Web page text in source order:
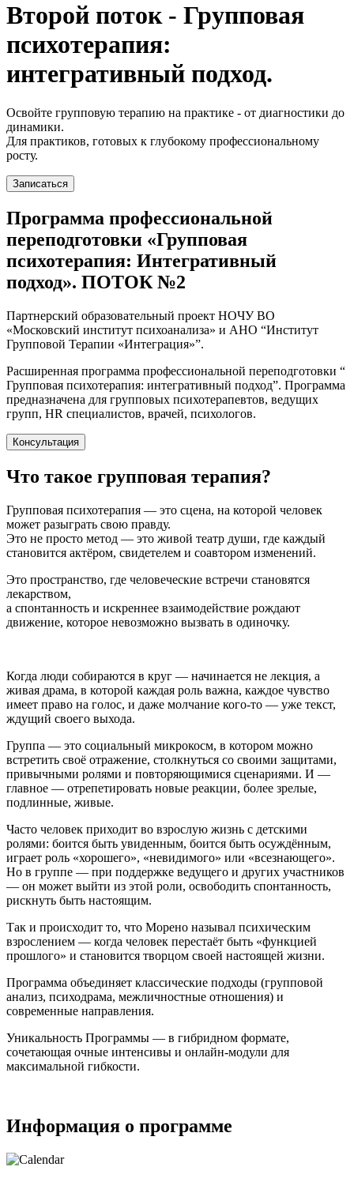
Второй поток - Групповая
психотерапия:
интегративный подход.
Освойте групповую терапию на практике - от диагностики до
динамики.
Для практиков, готовых к глубокому профессиональному
росту.
Записаться
Программа профессиональной
переподготовки «Групповая
психотерапия: Интегративный
подход». ПОТОК №2
Партнерский образовательный проект НОЧУ ВО
«Московский институт психоанализа» и АНО “Институт
Групповой Терапии «Интеграция»”.
Расширенная программа профессиональной переподготовки “
Групповая психотерапия: интегративный подход”. Программа
предназначена для групповых психотерапевтов, ведущих
групп, HR специалистов, врачей, психологов.
Консультация
Что такое групповая терапия?
Групповая психотерапия — это сцена, на которой человек
может разыграть свою правду.
Это не просто метод — это живой театр души, где каждый
становится актёром, свидетелем и соавтором изменений.
Это пространство, где человеческие встречи становятся
лекарством,
а спонтанность и искреннее взаимодействие рождают
движение, которое невозможно вызвать в одиночку.
Когда люди собираются в круг — начинается не лекция, а
живая драма, в которой каждая роль важна, каждое чувство
имеет право на голос, и даже молчание кого-то — уже текст,
ждущий своего выхода.
Группа — это социальный микрокосм, в котором можно
встретить своё отражение, столкнуться со своими защитами,
привычными ролями и повторяющимися сценариями. И —
главное — отрепетировать новые реакции, более зрелые,
подлинные, живые.
Часто человек приходит во взрослую жизнь с детскими
ролями: боится быть увиденным, боится быть осуждённым,
играет роль «хорошего», «невидимого» или «всезнающего».
Но в группе — при поддержке ведущего и других участников
— он может выйти из этой роли, освободить спонтанность,
рискнуть быть настоящим.
Так и происходит то, что Морено называл психическим
взрослением — когда человек перестаёт быть «функцией
прошлого» и становится творцом своей настоящей жизни.
Программа объединяет классические подходы (групповой
анализ, психодрама, межличностные отношения) и
современные направления.
Уникальность Программы — в гибридном формате,
сочетающая очные интенсивы и онлайн-модули для
максимальной гибкости.
Информация о программе